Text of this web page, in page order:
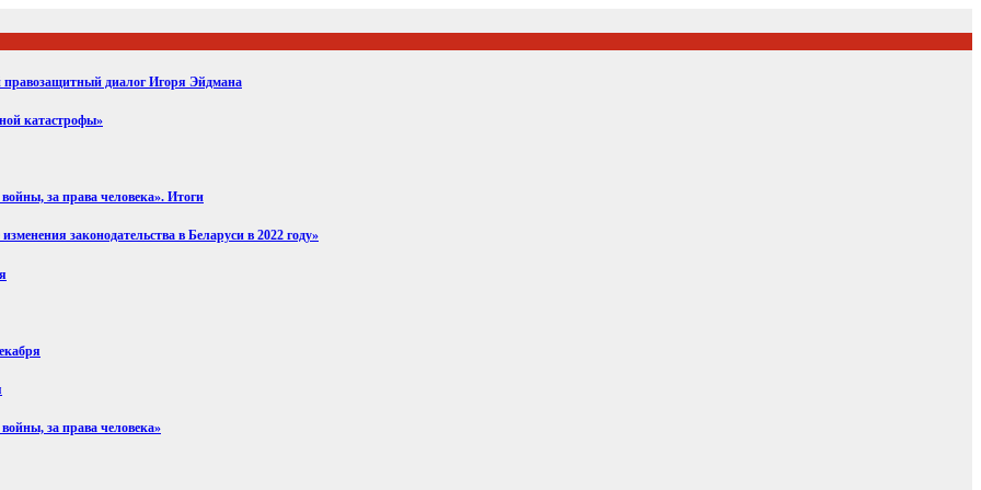
правозащитный диалог Игоря Эйдмана
катастрофы»
за права человека». Итоги
законодательства в Беларуси в 2022 году»
за права человека»